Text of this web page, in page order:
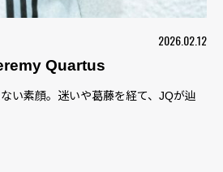
2026.02.12
Quartus
い素顔。迷いや葛藤を経て、JQが辿